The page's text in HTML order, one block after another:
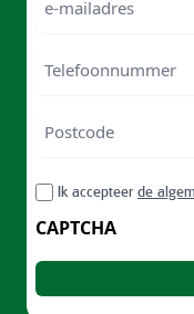
mailadres
/
Postal
RGPDIk accepteer de
CAPTCHA